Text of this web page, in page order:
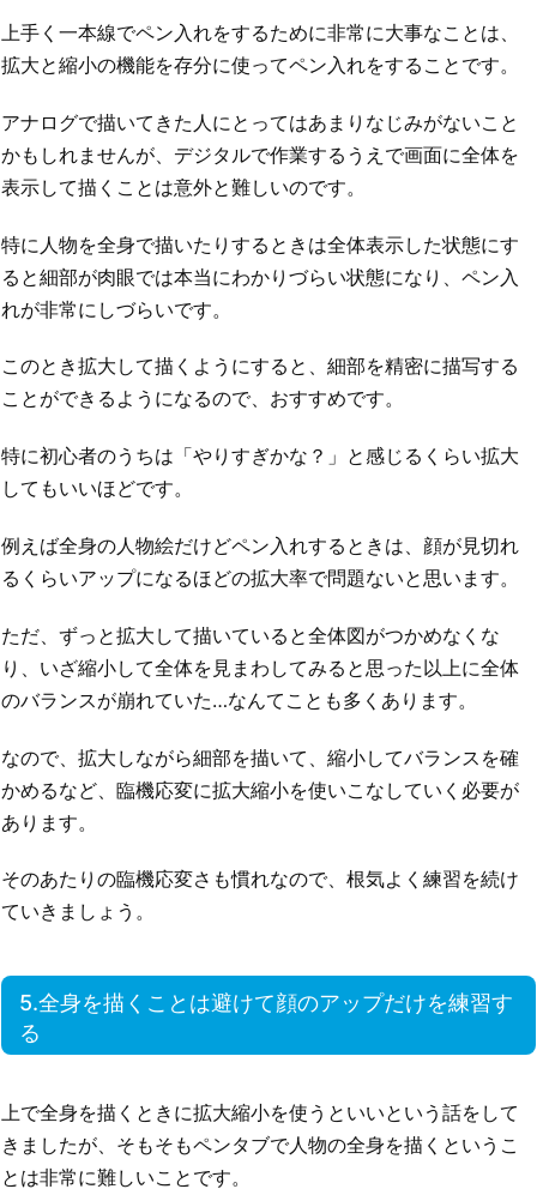
上手く一本線でペン入れをするために非常に大事なことは、
拡大と縮小の機能を存分に使ってペン入れをすることです。
アナログで描いてきた人にとってはあまりなじみがないこと
かもしれませんが、デジタルで作業するうえで画面に全体を
表示して描くことは意外と難しいのです。
特に人物を全身で描いたりするときは全体表示した状態にす
ると細部が肉眼では本当にわかりづらい状態になり、ペン入
れが非常にしづらいです。
このとき拡大して描くようにすると、細部を精密に描写する
ことができるようになるので、おすすめです。
特に初心者のうちは「やりすぎかな？」と感じるくらい拡大
してもいいほどです。
例えば全身の人物絵だけどペン入れするときは、顔が見切れ
るくらいアップになるほどの拡大率で問題ないと思います。
ただ、ずっと拡大して描いていると全体図がつかめなくな
り、いざ縮小して全体を見まわしてみると思った以上に全体
のバランスが崩れていた…なんてことも多くあります。
なので、拡大しながら細部を描いて、縮小してバランスを確
かめるなど、臨機応変に拡大縮小を使いこなしていく必要が
あります。
そのあたりの臨機応変さも慣れなので、根気よく練習を続け
ていきましょう。
5.全身を描くことは避けて顔のアップだけを練習す
る
上で全身を描くときに拡大縮小を使うといいという話をして
きましたが、そもそもペンタブで人物の全身を描くというこ
とは非常に難しいことです。